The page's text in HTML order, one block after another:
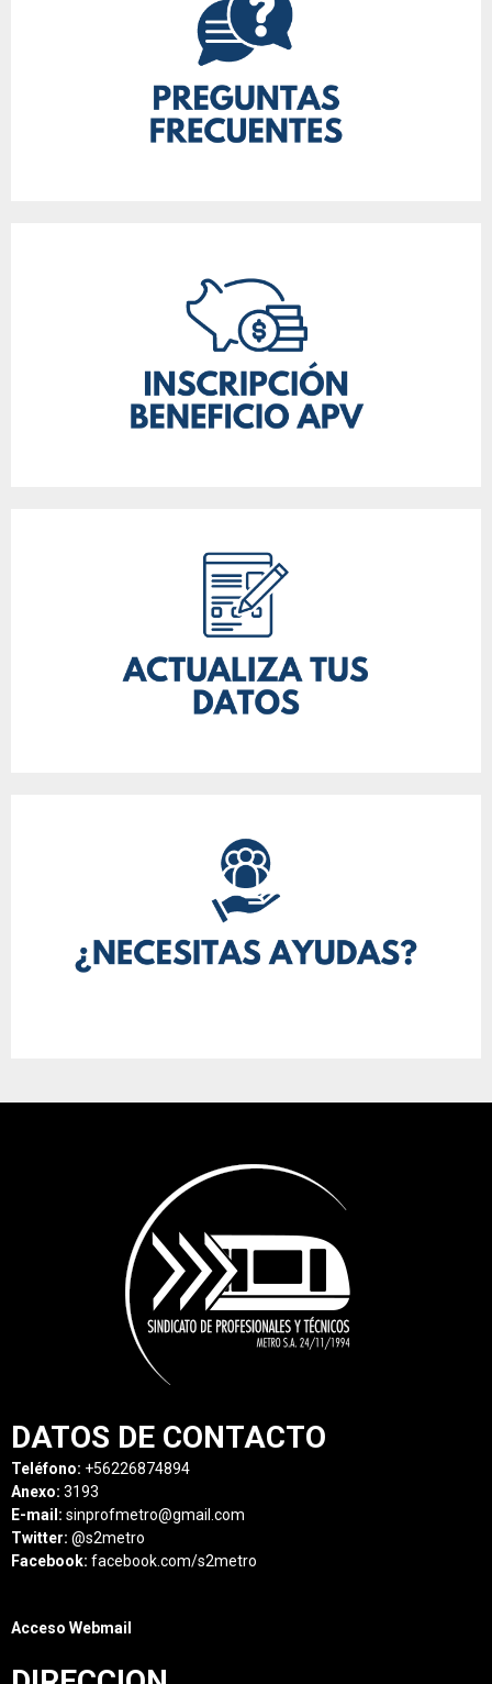
DATOS DE CONTACTO
Teléfono: +56226874894
Anexo: 3193
E-mail: sinprofmetro@gmail.com
Twitter: @s2metro
Facebook: facebook.com/s2metro
Acceso Webmail